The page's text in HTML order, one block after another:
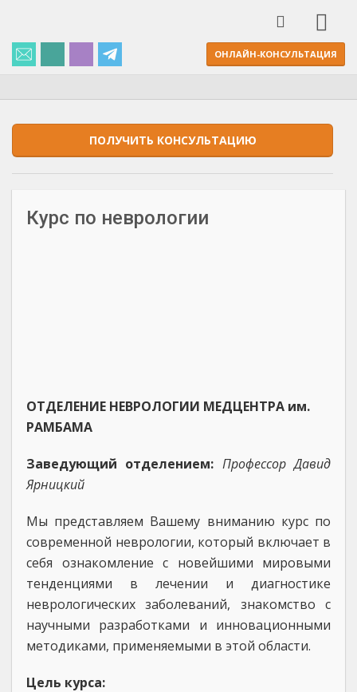
ОНЛАЙН-КОНСУЛЬТАЦИЯ
ПОЛУЧИТЬ КОНСУЛЬТАЦИЮ
Курс по неврологии
ОТДЕЛЕНИЕ НЕВРОЛОГИИ МЕДЦЕНТРА им.
РАМБАМА
Заведующий отделением: Профессор Давид
Ярницкий
Мы представляем Вашему вниманию курс по
современной неврологии, который включает в
себя ознакомление с новейшими мировыми
тенденциями в лечении и диагностике
неврологических заболеваний, знакомство с
научными разработками и инновационными
методиками, применяемыми в этой области.
Цель курса: